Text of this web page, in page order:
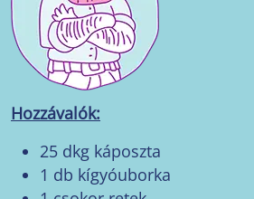
Hozzávalók:
25 dkg káposzta
1 db kígyóuborka